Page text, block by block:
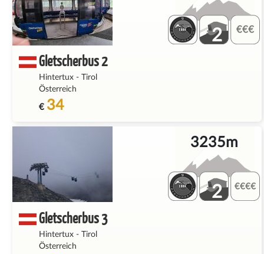
Gletscherbus 2
Hintertux-
Tirol
Österreich
€ 34
2
Gletscherbus 3
Hintertux- Tirol
Österreich
3235m
2